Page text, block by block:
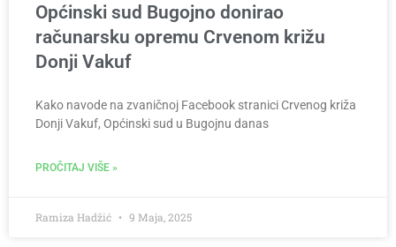
Općinski sud Bugojno donirao
računarsku opremu Crvenom križu
Donji Vakuf
Kako navode na zvaničnoj Facebook stranici Crvenog križa
Donji Vakuf, Općinski sud u Bugojnu danas
PROČITAJ VIŠE »
Ramiza Hadžić 9 Maja, 2025